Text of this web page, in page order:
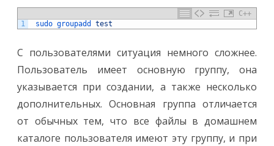
C++
1
sudo groupadd test
С пользователями ситуация немного сложнее.
Пользователь имеет основную группу, она
указывается при создании, а также несколько
дополнительных. Основная группа отличается
от обычных тем, что все файлы в домашнем
каталоге пользователя имеют эту группу, и при